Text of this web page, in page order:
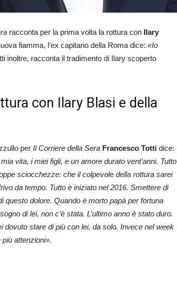
racconta per la prima volta la rottura con Ilary
fiamma, l’ex capitano della Roma dice: «Io
inoltre, racconta il tradimento di Ilary scoperto
con Ilary Blasi e della
per Il Corriere della Sera Francesco Totti dice:
vita, i miei figli, e un amore durato vent’anni. Tutto
sciocchezze: che il colpevole della rottura sarei
da tempo. Tutto è iniziato nel 2016. Smettere di
questo dolore. Quando è morto papà per fortuna
di lei, non c’è stata. L’ultimo anno è stato duro.
dovuto stare di più con lei, da solo. Invece nel week
attenzioni».